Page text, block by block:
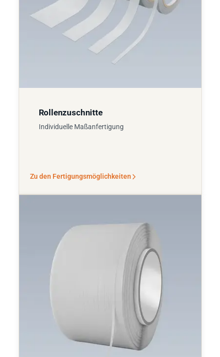
Rollenzuschnitte
Individuelle Maßanfertigung
Zu den Fertigungsmöglichkeiten